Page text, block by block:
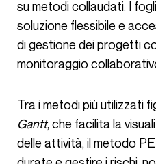
su metodi collaudati. I
soluzione flessibile e
di gestione dei progetti
monitoraggio
Tra i metodi più utilizzati
Gantt, che facilita la
delle attività, il metodo